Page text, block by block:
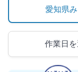
愛知県
作業日